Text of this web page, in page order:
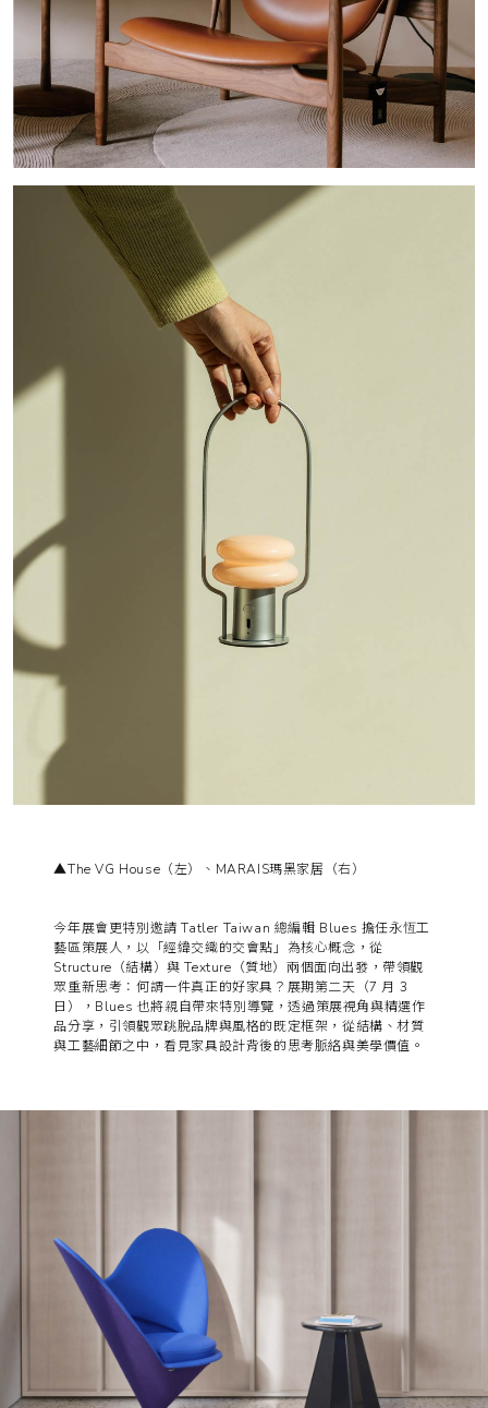
▲The VG House（左）、MARAIS瑪黑家居（右）
今年展會更特別邀請 Tatler Taiwan 總編輯 Blues 擔任永恆工
藝區策展人，以「經緯交織的交會點」為核心概念，從
Structure（結構）與 Texture（質地）兩個面向出發，帶領觀
眾重新思考：何謂一件真正的好家具？展期第二天（7 月 3
日），Blues 也將親自帶來特別導覽，透過策展視角與精選作
品分享，引領觀眾跳脫品牌與風格的既定框架，從結構、材質
與工藝細節之中，看見家具設計背後的思考脈絡與美學價值。